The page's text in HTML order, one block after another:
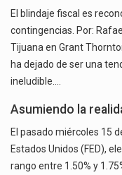
El blindaje fiscal es
contingencias. Por:
Tijuana en Grant
ha dejado de ser una
ineludible.…
Asumiendo la
El pasado miércoles 15
Estados Unidos (FED),
rango entre 1.50% y